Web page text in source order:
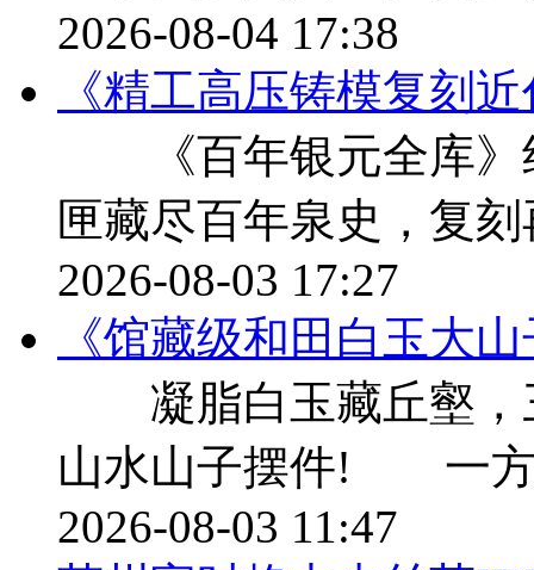
2026-08-04 17:38
《精工高压铸模复刻
《百年银元全库
匣藏尽百年泉史，复
2026-08-03 17:27
《馆藏级和田白玉大
凝脂白玉藏丘壑，
山水山子摆件! 一方
2026-08-03 11:47